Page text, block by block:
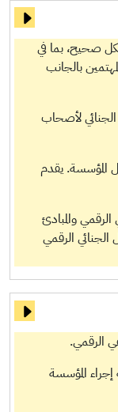
صحيح، بما في
بالجانب
الجنائي لأصحاب
المؤسسة. يقدم
والمبادئ
الرقمي
الرقمي.
إجراء المؤسسة